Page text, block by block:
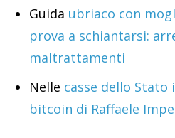
Guida ubriaco con
prova a schiantarsi:
maltrattamenti
Nelle casse dello
bitcoin di Raffaele